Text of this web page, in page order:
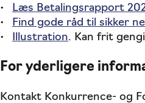
Læs Betalingsrapport
Find gode råd til sikker
Illustration. Kan frit
For yderligere
Kontakt Konkurrence- og